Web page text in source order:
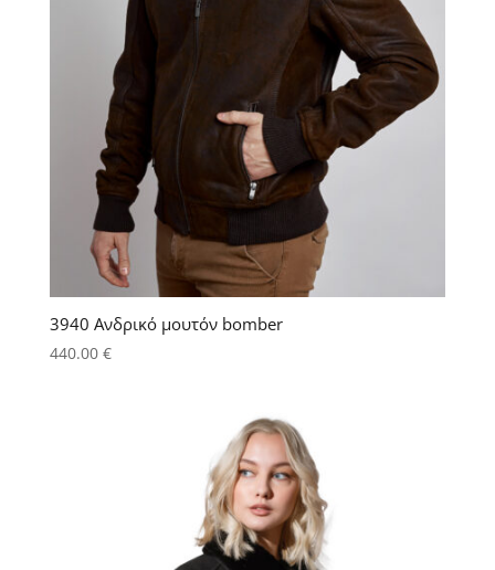
3940 Ανδρικό μουτόν bomber
440.00 €